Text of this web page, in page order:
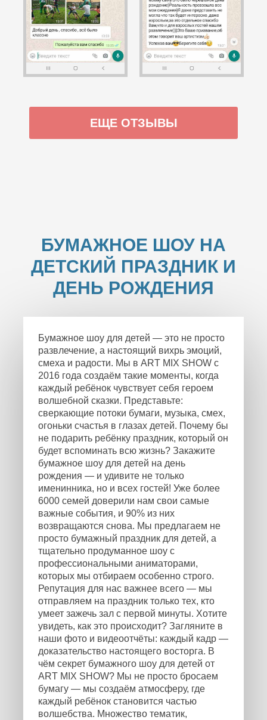
ЕЩЕ ОТЗЫВЫ
БУМАЖНОЕ ШОУ НА
ДЕТСКИЙ ПРАЗДНИК И
ДЕНЬ РОЖДЕНИЯ
Бумажное шоу для детей — это не просто
развлечение, а настоящий вихрь эмоций,
смеха и радости. Мы в ART MIX SHOW с
2016 года создаём такие моменты, когда
каждый ребёнок чувствует себя героем
волшебной сказки. Представьте:
сверкающие потоки бумаги, музыка, смех,
огоньки счастья в глазах детей. Почему бы
не подарить ребёнку праздник, который он
будет вспоминать всю жизнь? Закажите
бумажное шоу для детей на день
рождения — и удивите не только
именинника, но и всех гостей! Уже более
6000 семей доверили нам свои самые
важные события, и 90% из них
возвращаются снова. Мы предлагаем не
просто бумажный праздник для детей, а
тщательно продуманное шоу с
профессиональными аниматорами,
которых мы отбираем особенно строго.
Репутация для нас важнее всего — мы
отправляем на праздник только тех, кто
умеет зажечь зал с первой минуты. Хотите
увидеть, как это происходит? Загляните в
наши фото и видеоотчёты: каждый кадр —
доказательство настоящего восторга. В
чём секрет бумажного шоу для детей от
ART MIX SHOW? Мы не просто бросаем
бумагу — мы создаём атмосферу, где
каждый ребёнок становится частью
волшебства. Множество тематик,